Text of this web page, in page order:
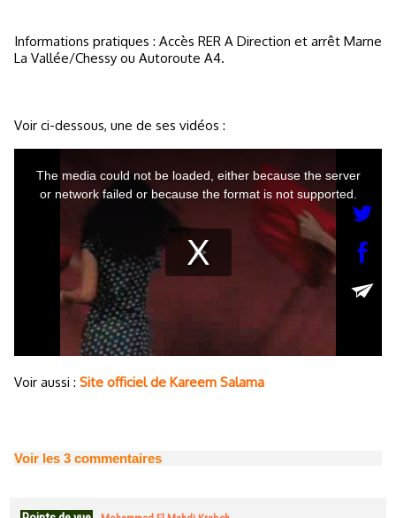
Informations pratiques : Accès RER A Direction et arrêt Marne
La Vallée/Chessy ou Autoroute A4.
Voir ci-dessous, une de ses vidéos :
Voir aussi : Site officiel de Kareem Salama
Voir les 3 commentaires